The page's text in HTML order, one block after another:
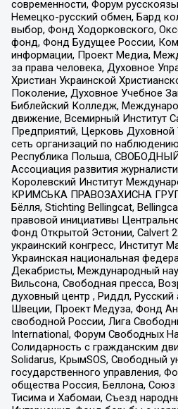
современности, Форум
Немецко-русский обмен, Бард
выбор, Фонд Ходорковского,
фонд, Фонд Будущее России,
информации, Проект Медиа,
за права человека, Духовное
Христиан Украинской
Поколение, Духовное Учебное
Библейский Колледж,
движение, Всемирный Институт
Предприятий, Церковь Духовной
сеть организаций по
Республика Польша,
Ассоциация развития
Королевский Институт
КРИМСЬКА ПРАВОЗАХИСНА
Бёлля, Stichting Bellingcat,
правовой инициативы
Фонд Открытой Эстонии, Calvert
украинский конгресс, Институт
Украинская национальная
Декабристы, Международный
Вильсона, Свободная пресса,
духовный центр , Риддл, Русский
Швеции, Проект Медуза, Фонд
свободной России, Лига
International, Форум Свободных
Солидарность с гражданским
Solidarus, КрымSOS, Свободный
государственного управления,
общества Россия, Беллона, Союз
Тисима и Хабомаи, Съезд